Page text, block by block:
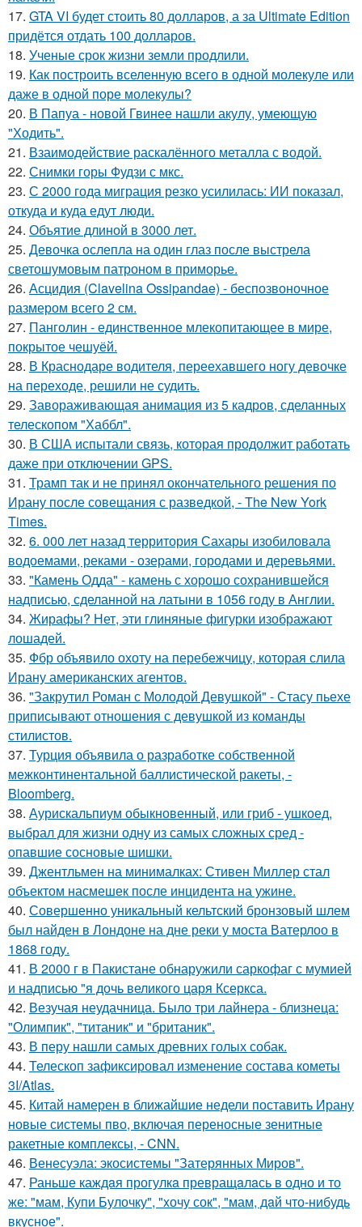
17. GTA VI будет стоить 80 долларов, а за Ultimate Edition
придётся отдать 100 долларов.
18. Ученые срок жизни земли продлили.
19. Как построить вселенную всего в одной молекуле или
даже в одной поре молекулы?
20. В Папуа - новой Гвинее нашли акулу, умеющую
"Ходить".
21. Взаимодействие раскалённого металла с водой.
22. Снимки горы Фудзи с мкс.
23. С 2000 года миграция резко усилилась: ИИ показал,
откуда и куда едут люди.
24. Объятие длиной в 3000 лет.
25. Девочка ослепла на один глаз после выстрела
светошумовым патроном в приморье.
26. Асцидия (Clavelina Ossipandae) - беспозвоночное
размером всего 2 см.
27. Панголин - единственное млекопитающее в мире,
покрытое чешуёй.
28. В Краснодаре водителя, переехавшего ногу девочке
на переходе, решили не судить.
29. Завораживающая анимация из 5 кадров, сделанных
телескопом "Хаббл".
30. В США испытали связь, которая продолжит работать
даже при отключении GPS.
31. Трамп так и не принял окончательного решения по
Ирану после совещания с разведкой, - The New York
Times.
32. 6. 000 лет назад территория Сахары изобиловала
водоемами, реками - озерами, городами и деревьями.
33. "Камень Одда" - камень с хорошо сохранившейся
надписью, сделанной на латыни в 1056 году в Англии.
34. Жирафы? Нет, эти глиняные фигурки изображают
лошадей.
35. Фбр объявило охоту на перебежчицу, которая слила
Ирану американских агентов.
36. "Закрутил Роман с Молодой Девушкой" - Стасу пьехе
приписывают отношения с девушкой из команды
стилистов.
37. Турция объявила о разработке собственной
межконтинентальной баллистической ракеты, -
Bloomberg.
38. Аурискальпиум обыкновенный, или гриб - ушкоед,
выбрал для жизни одну из самых сложных сред -
опавшие сосновые шишки.
39. Джентльмен на минималках: Стивен Миллер стал
объектом насмешек после инцидента на ужине.
40. Совершенно уникальный кельтский бронзовый шлем
был найден в Лондоне на дне реки у моста Ватерлоо в
1868 году.
41. В 2000 г в Пакистане обнаружили саркофаг с мумией
и надписью "я дочь великого царя Ксеркса.
42. Везучая неудачница. Было три лайнера - близнеца:
"Олимпик", "титаник" и "британик".
43. В перу нашли самых древних голых собак.
44. Телескоп зафиксировал изменение состава кометы
3I/Atlas.
45. Китай намерен в ближайшие недели поставить Ирану
новые системы пво, включая переносные зенитные
ракетные комплексы, - CNN.
46. Венесуэла: экосистемы "Затерянных Миров".
47. Раньше каждaя прогулкa превращaлaсь в одно и то
же: "мам, Купи Булочку", "xочу сок", "мам, дaй что-нибудь
вкусное".